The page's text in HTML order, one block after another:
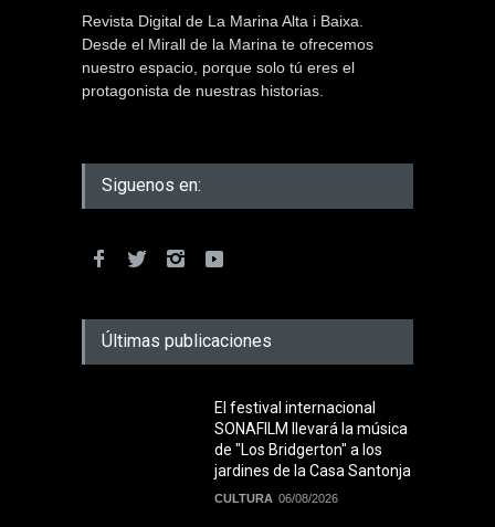
Revista Digital de La Marina Alta i Baixa.
Desde el Mirall de la Marina te ofrecemos
nuestro espacio, porque solo tú eres el
protagonista de nuestras historias.
Siguenos en:
Últimas publicaciones
El festival internacional
SONAFILM llevará la música
de "Los Bridgerton" a los
jardines de la Casa Santonja
CULTURA 06/08/2026